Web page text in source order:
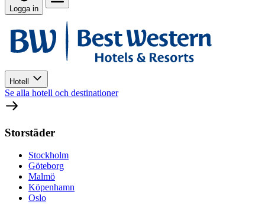
Logga in
Hotell
Se alla hotell och destinationer
Storstäder
Stockholm
Göteborg
Malmö
Köpenhamn
Oslo